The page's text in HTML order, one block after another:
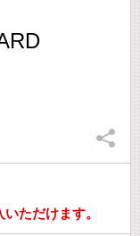
ただけます。